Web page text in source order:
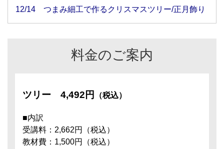
12/14 つまみ細工で作るクリスマスツリー/正月飾り
料金のご案内
ツリー 4,492円 （税込）
■内訳
受講料：2,662円（税込）
教材費：1,500円（税込）